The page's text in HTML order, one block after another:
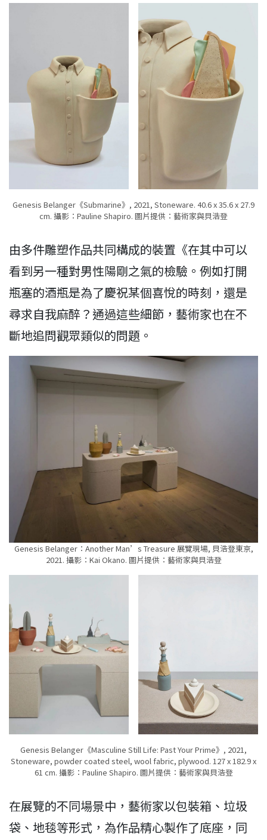
Genesis Belanger《Submarine》, 2021, Stoneware. 40.6 x 35.6 x 27.9
cm. 攝影：Pauline Shapiro. 圖片提供：藝術家與貝浩登
由多件雕塑作品共同構成的裝置《在其中可以
看到另一種對男性陽剛之氣的檢驗。例如打開
瓶塞的酒瓶是為了慶祝某個喜悅的時刻，還是
尋求自我麻醉？通過這些細節，藝術家也在不
斷地追問觀眾類似的問題。
Genesis Belanger：Another Man’s Treasure 展覽現場, 貝浩登東京,
2021. 攝影：Kai Okano. 圖片提供：藝術家與貝浩登
Genesis Belanger《Masculine Still Life: Past Your Prime》, 2021,
Stoneware, powder coated steel, wool fabric, plywood. 127 x 182.9 x
61 cm. 攝影：Pauline Shapiro. 圖片提供：藝術家與貝浩登
在展覽的不同場景中，藝術家以包裝箱、垃圾
袋、地毯等形式，為作品精心製作了底座，同